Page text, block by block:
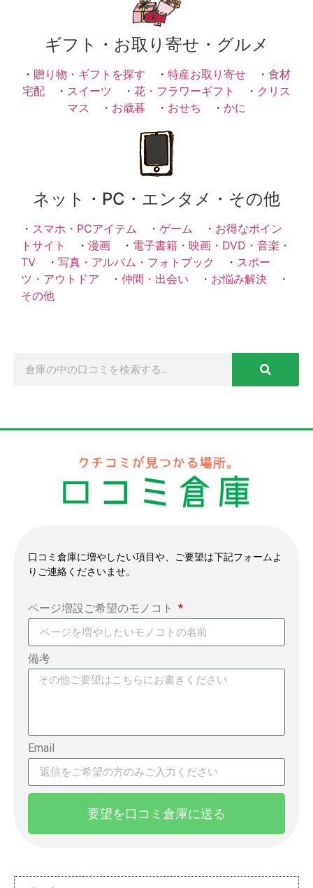
ギフト・お取り寄せ・グルメ
・ 贈り物・ギフトを探す ・ 特産お取り寄せ ・ 食材
宅配 ・ スイーツ ・ 花・フラワーギフト ・ クリス
マス ・ お歳暮 ・ おせち ・ かに
ネット・PC・エンタメ・その他
・ スマホ・PCアイテム ・ ゲーム ・ お得なポイン
トサイト
・ 漫画 ・ 電子書籍・映画・DVD・音楽・
TV ・ 写真・アルバム・フォトブック ・ スポー
ツ・アウトドア ・ 仲間・出会い ・ お悩み解決 ・
その他
口コミ倉庫に増やしたい項目や、ご要望は下記フォームよ
りご連絡くださいませ。
ページ増設ご希望のモノコト
備考
Email
要望を口コミ倉庫に送る